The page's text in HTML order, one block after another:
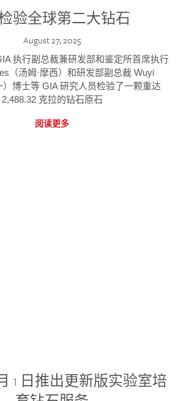
验全球第二大钻石
August 27, 2025
执行副总裁兼研发部和鉴定所首席执行
（汤姆·摩西）和研发部副总裁 Wuyi
）博士等 GIA 研究人员检验了一颗重达
2,488.32 克拉的钻石原石
阅读更多
1 日推出更新版实验室培